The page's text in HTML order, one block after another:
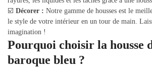
☑️ Décorer : Notre gamme de housses est le
le style de votre intérieur en un tour de main.
imagination !
Pourquoi choisir la housse
baroque bleu ?